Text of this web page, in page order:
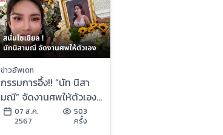
ข่าวอัพเดท
กรรมการอึ้ง!! “นัท นิสา
มณี” จัดงานศพให้ตัวเอง
ชาวเน็ตแห่คอมเมนต์
เพียบ
07 ส.ค.
2567
503
ครั้ง